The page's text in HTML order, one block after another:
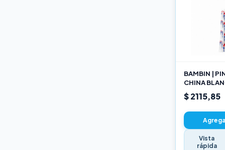
BAMBIN |
CHINA
189 10
$ 2115,85
Vista
rápida